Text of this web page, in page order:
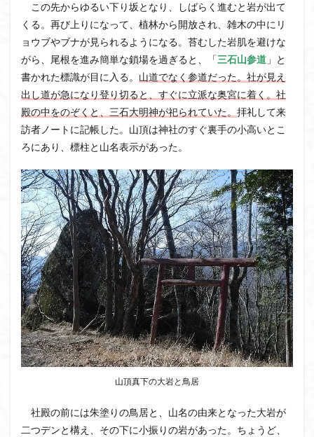
この先からゆるい下り坂となり、しばらく進むと岩が出て
くる。再び上りになって、植林から開放され、雑木の中にリ
ョウブやブナが見られるようになる。苔むした岩肌を避けな
がら、尾根を進み簡単な鎖場を過ぎると、「三石山参道 」と
書かれた標識が目に入る。 山道でなく参道だった。社が見え
出し道が急になり登り切ると、すぐに立派な奥宮に着く。社
殿の中をのぞくと、三石大明神が祀られていた。 拝礼して来
訪者ノートに記帳した。山頂は神社のすぐ裏手の小高いとこ
ろにあり、標柱と山名表示があった。
山頂真下の大岩と鳥居
社殿の前には朱塗りの鳥居と、山名の由来となった大岩が
二つデンと構え、その下に小振りの岩があった。ちょうど、
太田部
太田 天狗山
天然記念物
大峰山脈北部
天栄村
大高取山
大雪山旭岳ロープーウェイ
大谷嶺
大菩薩嶺
大菩薩南部 大草鞋
大楠山
大桁山
大札山 大指山 大平山
大峰沼
十国峠
北海道 三毳山山麓
中信州
人名山
京都府 五百羅漢
二等三角点
中津川市
中山
中央アルプスロープウェイ
中央アルプス
両神神社奥社 伊勢
世界遺産
下北半島
上越 上州 上信越
三重県
三角点
三等三角点 三湖
三浦富士
三浦半島最高峰
三浦半島 三浦アルプス
三河
今別町
伊吹山地 北杜市郊外
八溝川湧水群
北日高
北区 北八ヶ岳山麓
北伊豆
北アルプス
前日光 前山
利根
初心者向け
初心者 冬桜 冠ヶ岳
兵庫県
八風山
八海山 伊豆
八国山
八ヶ岳
兜造りの江戸時代後期の民家
兜山 兎藪
偉人
信濃川上
佐野峠 佐野 佐竹寺
低山